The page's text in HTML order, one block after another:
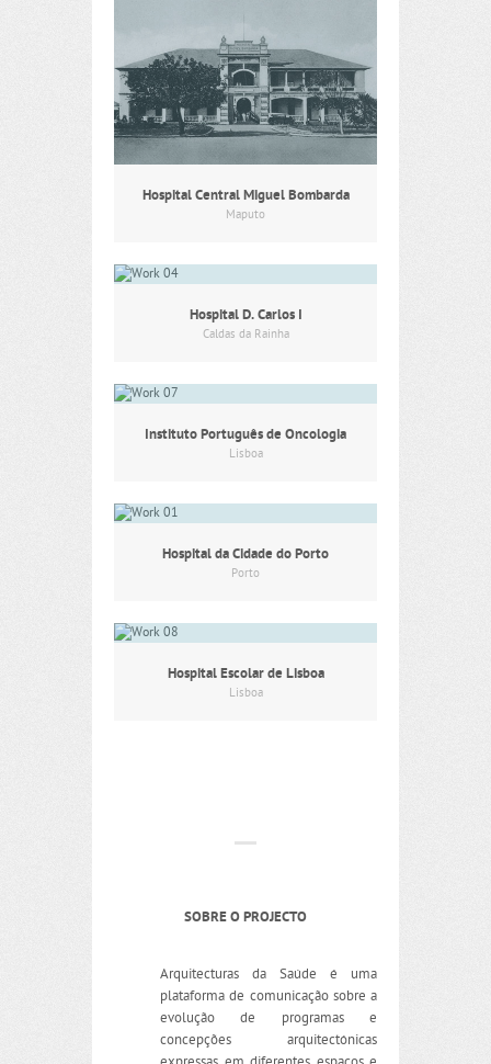
Hospital Central Miguel Bombarda
Maputo
Hospital D. Carlos I
Caldas da Rainha
Instituto Português de Oncologia
Lisboa
Hospital da Cidade do Porto
Porto
Hospital Escolar de Lisboa
Lisboa
SOBRE O PROJECTO
Arquitecturas da Saúde é uma
plataforma de comunicação sobre a
evolução de programas e
concepções arquitectónicas